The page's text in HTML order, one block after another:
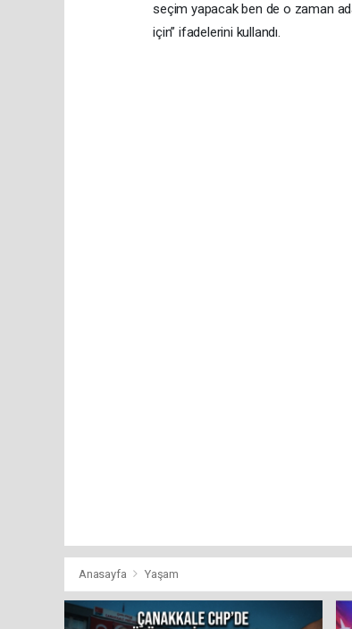
seçim yapacak ben de o zaman
için” ifadelerini kullandı.
Anasayfa Yaşam